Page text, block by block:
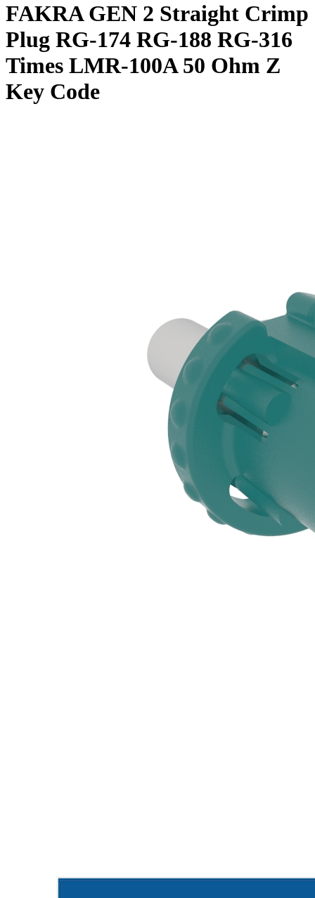
FAKRA GEN 2 Straight Crimp
Plug RG-174 RG-188 RG-316
Times LMR-100A 50 Ohm Z
Key Code